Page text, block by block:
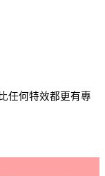
任何特效都更有專